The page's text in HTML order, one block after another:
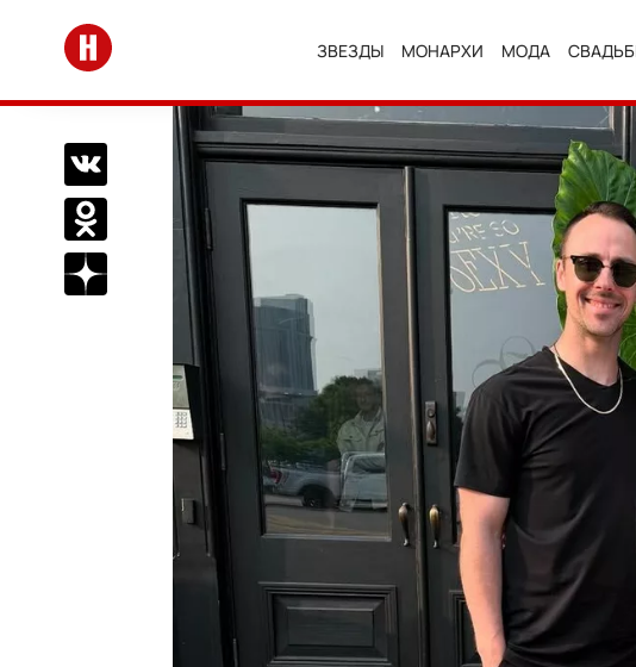
Перейти на главную
ЗВЕЗДЫ МОНАРХИ МОДА
Поделиться Вконтакте
Поделиться в Одноклассниках
Подписаться на нас в Дзен